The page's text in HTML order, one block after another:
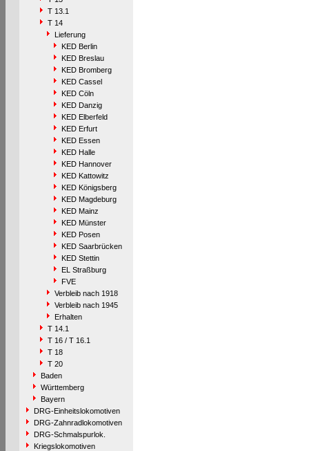
T 13.1
T 14
Lieferung
KED Berlin
KED Breslau
KED Bromberg
KED Cassel
KED Cöln
KED Danzig
KED Elberfeld
KED Erfurt
KED Essen
KED Halle
KED Hannover
KED Kattowitz
KED Königsberg
KED Magdeburg
KED Mainz
KED Münster
KED Posen
KED Saarbrücken
KED Stettin
EL Straßburg
FVE
Verbleib nach 1918
Verbleib nach 1945
Erhalten
T 14.1
T 16 / T 16.1
T 18
T 20
Baden
Württemberg
Bayern
DRG-Einheitslokomotiven
DRG-Zahnradlokomotiven
DRG-Schmalspurlok.
Kriegslokomotiven